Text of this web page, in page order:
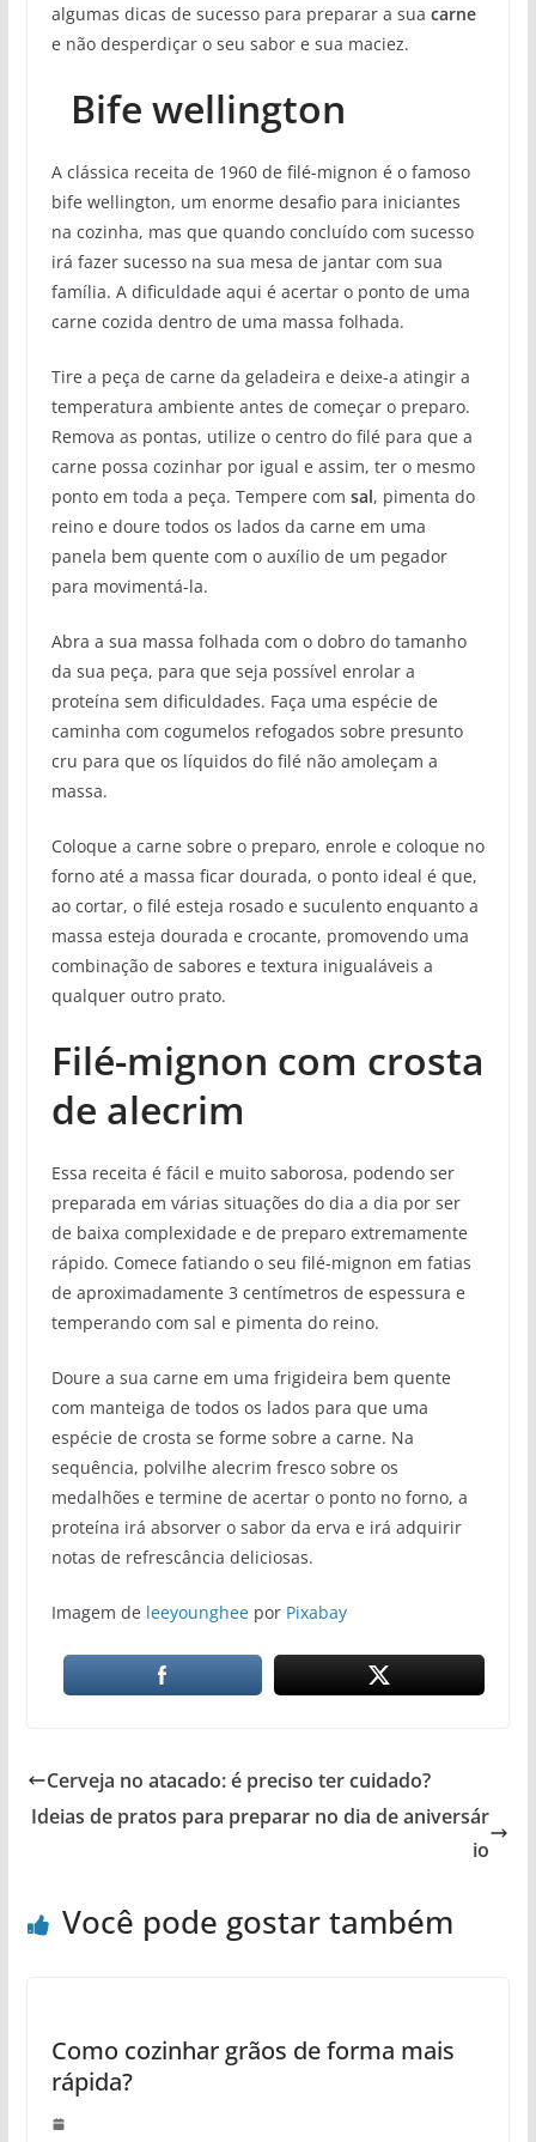
algumas dicas de sucesso para preparar a sua carne
e não desperdiçar o seu sabor e sua maciez.
Bife wellington
A clássica receita de 1960 de filé-mignon é o famoso
bife wellington, um enorme desafio para iniciantes
na cozinha, mas que quando concluído com sucesso
irá fazer sucesso na sua mesa de jantar com sua
família. A dificuldade aqui é acertar o ponto de uma
carne cozida dentro de uma massa folhada.
Tire a peça de carne da geladeira e deixe-a atingir a
temperatura ambiente antes de começar o preparo.
Remova as pontas, utilize o centro do filé para que a
carne possa cozinhar por igual e assim, ter o mesmo
ponto em toda a peça. Tempere com sal, pimenta do
reino e doure todos os lados da carne em uma
panela bem quente com o auxílio de um pegador
para movimentá-la.
Abra a sua massa folhada com o dobro do tamanho
da sua peça, para que seja possível enrolar a
proteína sem dificuldades. Faça uma espécie de
caminha com cogumelos refogados sobre presunto
cru para que os líquidos do filé não amoleçam a
massa.
Coloque a carne sobre o preparo, enrole e coloque no
forno até a massa ficar dourada, o ponto ideal é que,
ao cortar, o filé esteja rosado e suculento enquanto a
massa esteja dourada e crocante, promovendo uma
combinação de sabores e textura inigualáveis a
qualquer outro prato.
Filé-mignon com crosta
de alecrim
Essa receita é fácil e muito saborosa, podendo ser
preparada em várias situações do dia a dia por ser
de baixa complexidade e de preparo extremamente
rápido. Comece fatiando o seu filé-mignon em fatias
de aproximadamente 3 centímetros de espessura e
temperando com sal e pimenta do reino.
Doure a sua carne em uma frigideira bem quente
com manteiga de todos os lados para que uma
espécie de crosta se forme sobre a carne. Na
sequência, polvilhe alecrim fresco sobre os
medalhões e termine de acertar o ponto no forno, a
proteína irá absorver o sabor da erva e irá adquirir
notas de refrescância deliciosas.
Imagem de leeyoungheepor Pixabay
Cerveja no atacado: é preciso ter cuidado?
Ideias de pratos para preparar no dia de aniversár
io
Você pode gostar também
Como cozinhar grãos de forma mais
rápida?